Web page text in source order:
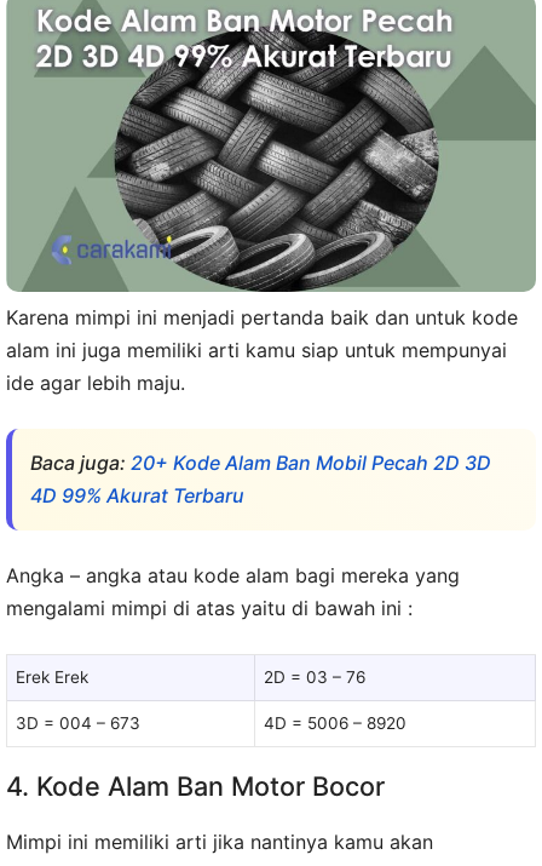
Karena mimpi ini menjadi pertanda baik dan untuk kode
alam ini juga memiliki arti kamu siap untuk mempunyai
ide agar lebih maju.
Baca juga: 20+ Kode Alam Ban Mobil Pecah 2D 3D
4D 99% Akurat Terbaru
Angka – angka atau kode alam bagi mereka yang
mengalami mimpi di atas yaitu di bawah ini :
Erek Erek 2D = 03 – 76
3D = 004 – 673 4D = 5006 – 8920
4. Kode Alam Ban Motor Bocor
Mimpi ini memiliki arti jika nantinya kamu akan